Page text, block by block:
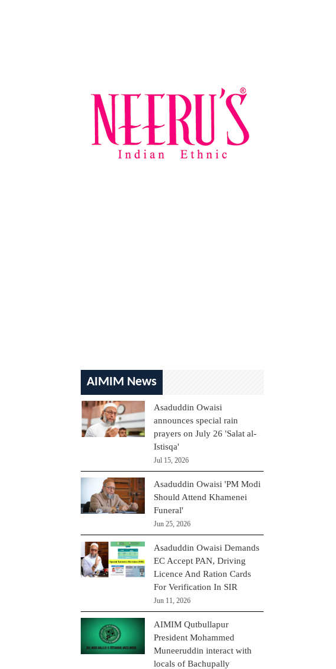
AIMIM News
Asaduddin Owaisi
announces special rain
prayers on July 26 'Salat al-
Istisqa'
Jul 15, 2026
Asaduddin Owaisi 'PM Modi
Should Attend Khamenei
Funeral'
Jun 25, 2026
Asaduddin Owaisi Demands
EC Accept PAN, Driving
Licence And Ration Cards
For Verification In SIR
Jun 11, 2026
AIMIM Qutbullapur
President Mohammed
Muneeruddin interact with
locals of Bachupally